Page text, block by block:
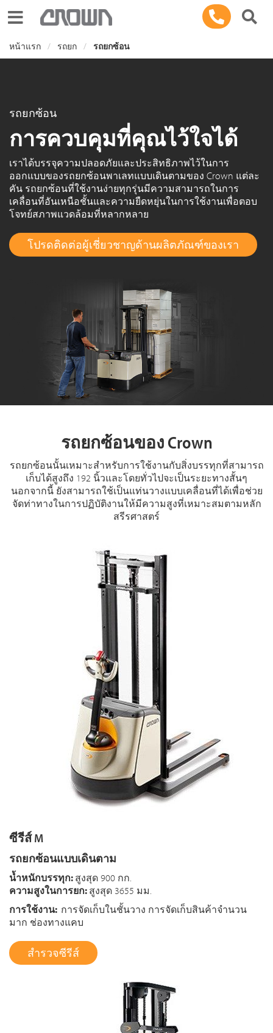
Toggle navigation
หน้าแรก รถยก รถยกซ้อน
รถยกซ้อน
การควบคุมที่คุณไว้ใจได้
เราได้บรรจุความปลอดภัยและประสิทธิภาพไว้ในการ
ออกแบบของรถยกซ้อนพาเลทแบบเดินตามของ Crown แต่ละ
คัน รถยกซ้อนที่ใช้งานง่ายทุกรุ่นมีความสามารถในการ
เคลื่อนที่อันเหนือชั้นและความยืดหยุ่นในการใช้งานเพื่อตอบ
โจทย์สภาพแวดล้อมที่หลากหลาย
โปรดติดต่อผู้เชี่ยวชาญด้านผลิตภัณฑ์ของเรา
รถยกซ้อนของ Crown
รถยกซ้อนนั้นเหมาะสำหรับการใช้งานกับสิ่งบรรทุกที่สามารถ
เก็บได้สูงถึง 192 นิ้วและโดยทั่วไปจะเป็นระยะทางสั้นๆ
นอกจากนี้ ยังสามารถใช้เป็นแท่นวางแบบเคลื่อนที่ได้เพื่อช่วย
จัดท่าทางในการปฏิบัติงานให้มีความสูงที่เหมาะสมตามหลัก
สรีรศาสตร์
ซีรีส์ M
รถยกซ้อนแบบเดินตาม
น้ำหนักบรรทุก: สูงสุด 900 กก.
ความสูงในการยก: สูงสุด 3655 มม.
การใช้งาน: การจัดเก็บในชั้นวาง การจัดเก็บสินค้าจำนวน
มาก ช่องทางแคบ
สำรวจซีรีส์